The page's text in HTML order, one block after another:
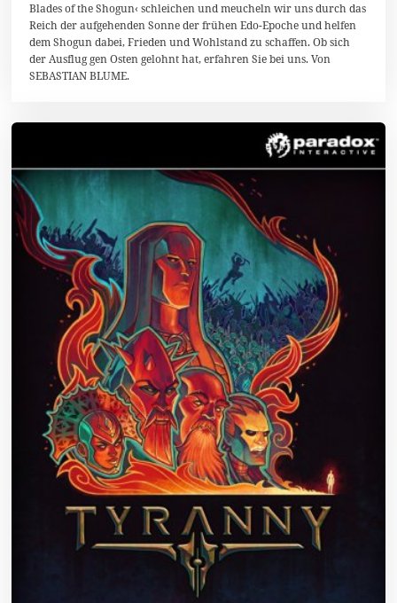
0
1
9
Blades of the Shogun‹ schleichen und meucheln wir uns durch das
Reich der aufgehenden Sonne der frühen Edo-Epoche und helfen
dem Shogun dabei, Frieden und Wohlstand zu schaffen. Ob sich
der Ausflug gen Osten gelohnt hat, erfahren Sie bei uns. Von
SEBASTIAN BLUME.